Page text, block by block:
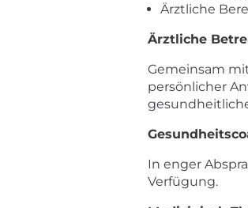
Ärztliche
Ärztliche
Gemeinsam
persönlicher
In enger
Verfügung.